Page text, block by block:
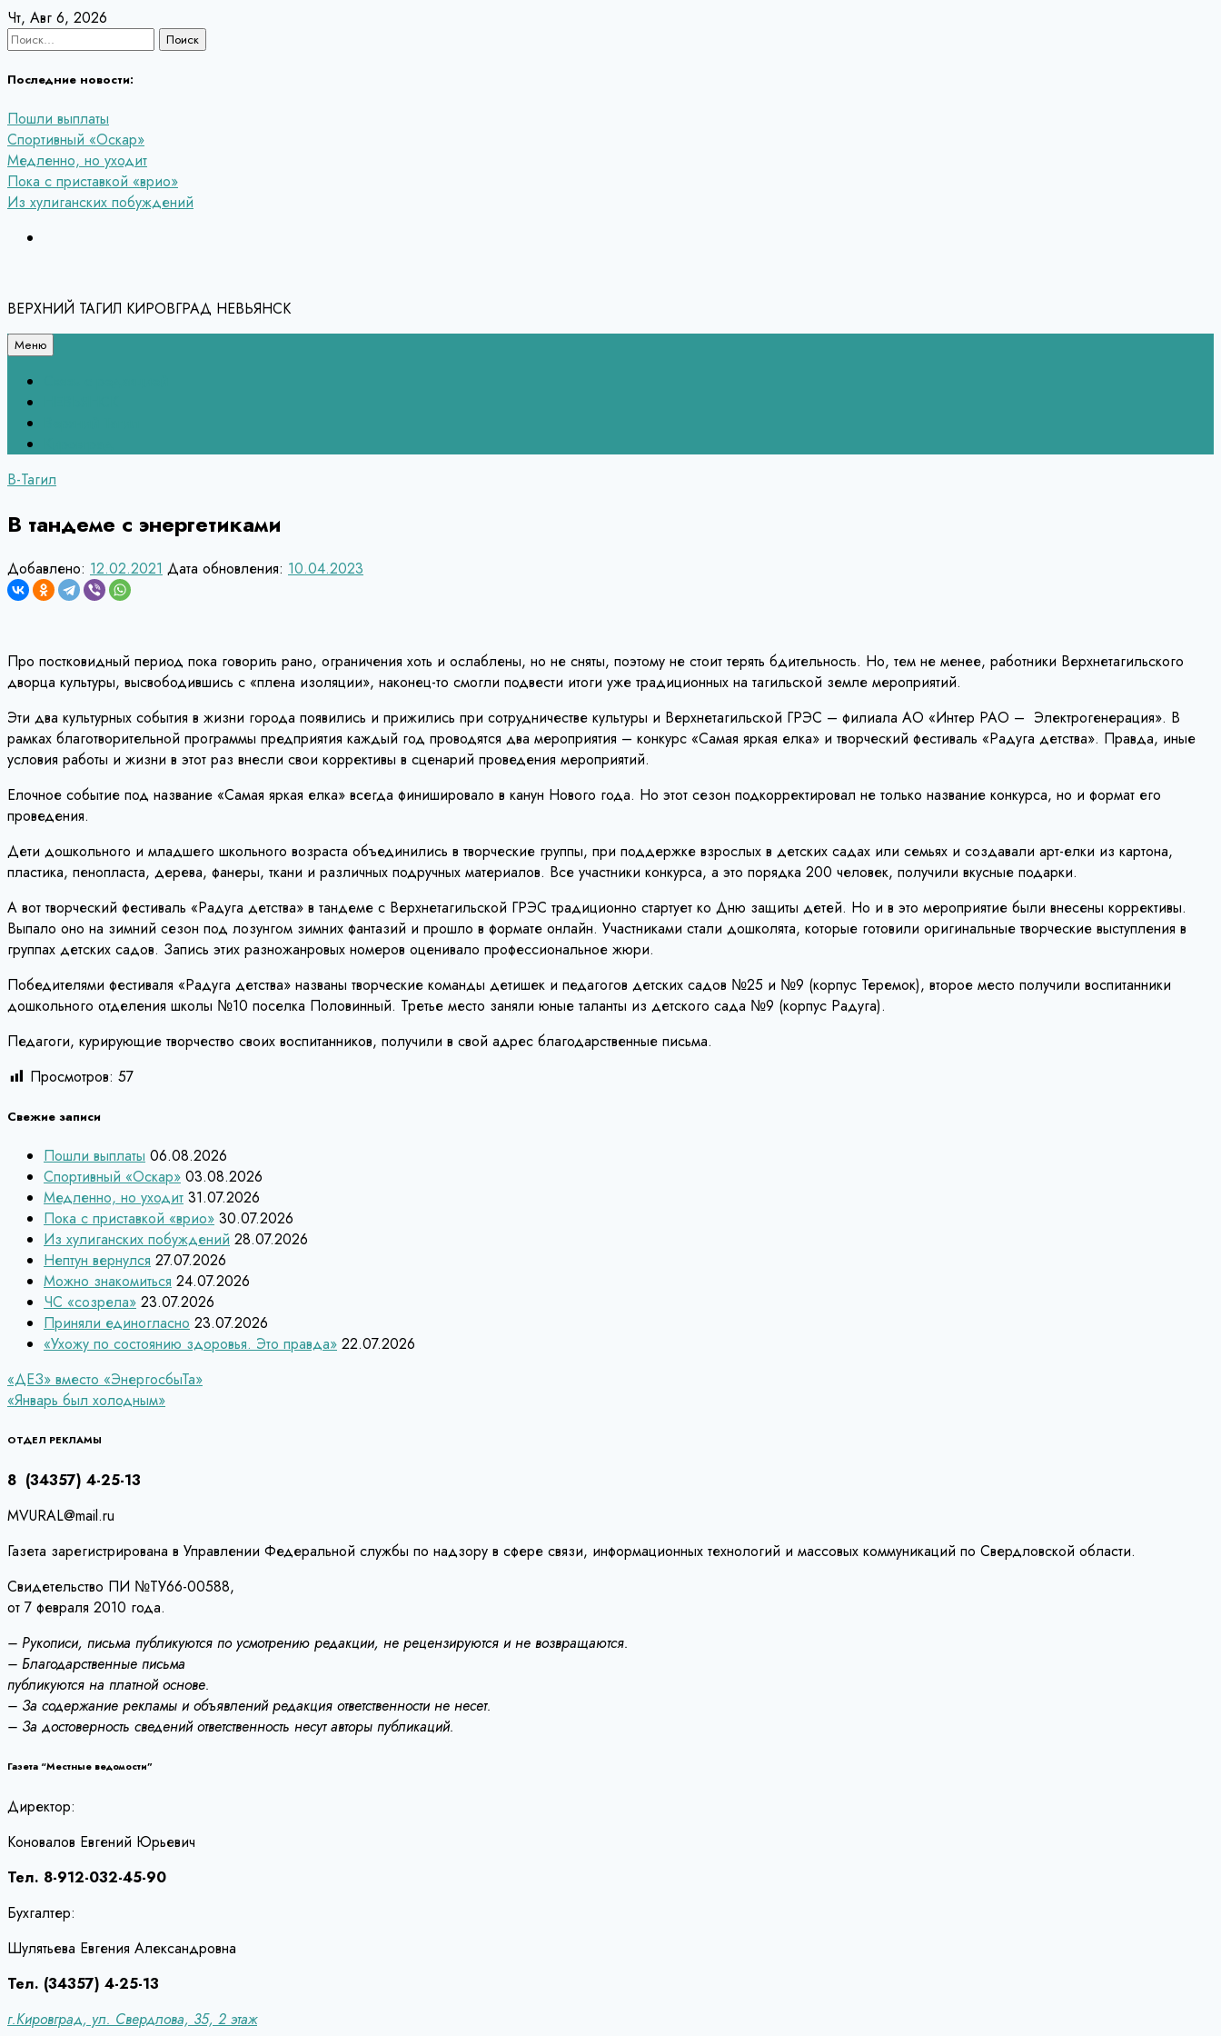
Перейти
к
Чт, Авг 6, 2026
Найти:
Последние новости:
Пошли выплаты
Спортивный «Оскар»
Медленно, но уходит
Пока с приставкой «врио»
Из хулиганских побуждений
ВЕРХНИЙ ТАГИЛ КИРОВГРАД НЕВЬЯНСК
Меню
В-Тагил
В тандеме с энергетиками
Добавлено: 12.02.2021 Дата обновления: 10.04.2023
Про постковидный период пока говорить рано, ограничения хоть и ослаблены, но не сняты, поэтому не стоит терять бдительность. Но, тем не менее, работники Верхнетагильского
дворца культуры, высвободившись с «плена изоляции», наконец-то смогли подвести итоги уже традиционных на тагильской земле мероприятий.
Эти два культурных события в жизни города появились и прижились при сотрудничестве культуры и Верхнетагильской ГРЭС – филиала АО «Интер РАО – Электрогенерация». В
рамках благотворительной программы предприятия каждый год проводятся два мероприятия – конкурс «Самая яркая елка» и творческий фестиваль «Радуга детства». Правда, иные
условия работы и жизни в этот раз внесли свои коррективы в сценарий проведения мероприятий.
Елочное событие под название «Самая яркая елка» всегда финишировало в канун Нового года. Но этот сезон подкорректировал не только название конкурса, но и формат его
проведения.
Дети дошкольного и младшего школьного возраста объединились в творческие группы, при поддержке взрослых в детских садах или семьях и создавали арт-елки из картона,
пластика, пенопласта, дерева, фанеры, ткани и различных подручных материалов. Все участники конкурса, а это порядка 200 человек, получили вкусные подарки.
А вот творческий фестиваль «Радуга детства» в тандеме с Верхнетагильской ГРЭС традиционно стартует ко Дню защиты детей. Но и в это мероприятие были внесены коррективы.
Выпало оно на зимний сезон под лозунгом зимних фантазий и прошло в формате онлайн. Участниками стали дошколята, которые готовили оригинальные творческие выступления в
группах детских садов. Запись этих разножанровых номеров оценивало профессиональное жюри.
Победителями фестиваля «Радуга детства» названы творческие команды детишек и педагогов детских садов №25 и №9 (корпус Теремок), второе место получили воспитанники
дошкольного отделения школы №10 поселка Половинный. Третье место заняли юные таланты из детского сада №9 (корпус Радуга).
Педагоги, курирующие творчество своих воспитанников, получили в свой адрес благодарственные письма.
Просмотров: 57
Свежие записи
Пошли выплаты 06.08.2026
Спортивный «Оскар» 03.08.2026
Медленно, но уходит 31.07.2026
Пока с приставкой «врио» 30.07.2026
Из хулиганских побуждений 28.07.2026
Нептун вернулся 27.07.2026
Можно знакомиться 24.07.2026
ЧС «созрела» 23.07.2026
Приняли единогласно 23.07.2026
«Ухожу по состоянию здоровья. Это правда» 22.07.2026
Навигация
по
записям
«ДЕЗ» вместо «ЭнергосбыТа»
«Январь был холодным»
ОТДЕЛ РЕКЛАМЫ
8 (34357) 4-25-13
MVURAL@mail.ru
Газета зарегистрирована в Управлении Федеральной службы по надзору в сфере связи, информационных технологий и массовых коммуникаций по Свердловской области.
Свидетельство ПИ №ТУ66-00588,
от 7 февраля 2010 года.
– Рукописи, письма публикуются по усмотрению редакции, не рецензируются и не возвращаются.
– Благодарственные письма
публикуются на платной основе.
– За содержание рекламы и объявлений редакция ответственности не несет.
– За достоверность сведений ответственность несут авторы публикаций.
Газета “Местные ведомости”
Директор:
Коновалов Евгений Юрьевич
Тел. 8-912-032-45-90
Бухгалтер:
Шулятьева Евгения Александровна
Тел. (34357) 4-25-13
г.Кировград, ул. Свердлова, 35, 2 этаж